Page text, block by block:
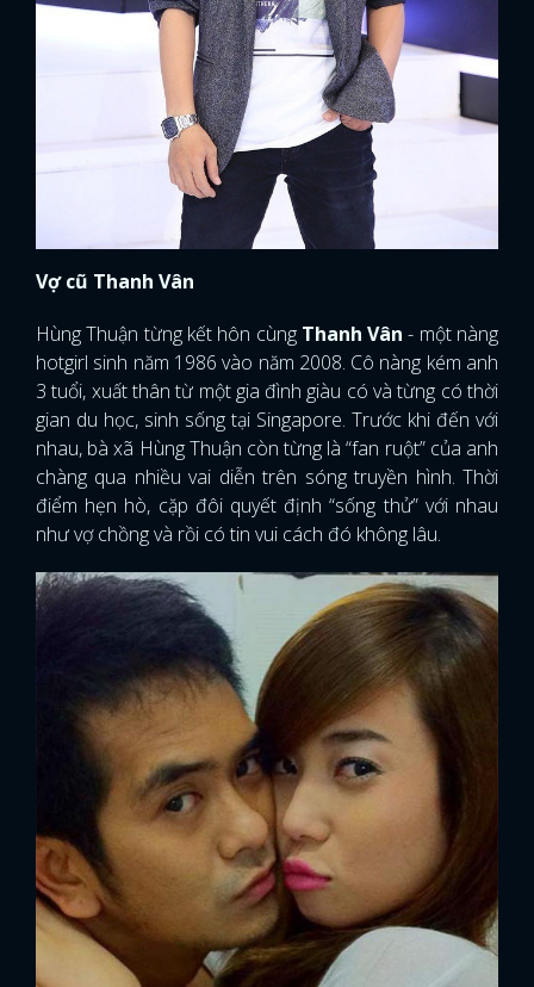
Vợ cũ Thanh Vân
Hùng Thuận từng kết hôn cùng Thanh Vân - một nàng
hotgirl sinh năm 1986 vào năm 2008. Cô nàng kém anh
3 tuổi, xuất thân từ một gia đình giàu có và từng có thời
gian du học, sinh sống tại Singapore. Trước khi đến với
nhau, bà xã Hùng Thuận còn từng là “fan ruột” của anh
chàng qua nhiều vai diễn trên sóng truyền hình. Thời
điểm hẹn hò, cặp đôi quyết định “sống thử” với nhau
như vợ chồng và rồi có tin vui cách đó không lâu.